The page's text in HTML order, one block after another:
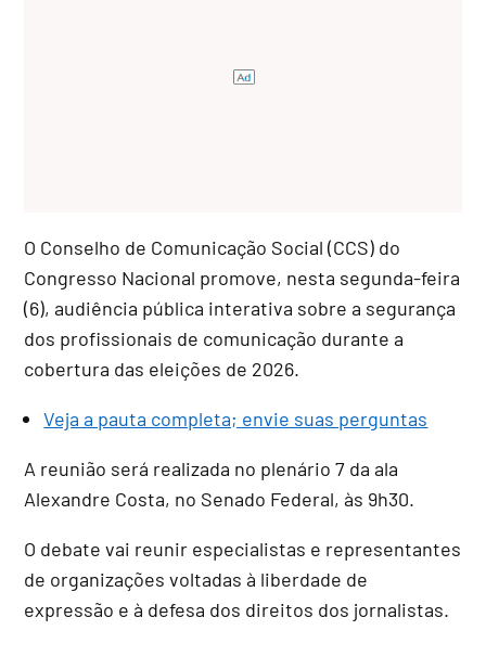
O Conselho de Comunicação Social (CCS) do
Congresso Nacional promove, nesta segunda-feira
(6), audiência pública interativa sobre a segurança
dos profissionais de comunicação durante a
cobertura das eleições de 2026.
Veja a pauta completa; envie suas perguntas
A reunião será realizada no plenário 7 da ala
Alexandre Costa, no Senado Federal, às 9h30.
O debate vai reunir especialistas e representantes
de organizações voltadas à liberdade de
expressão e à defesa dos direitos dos jornalistas.